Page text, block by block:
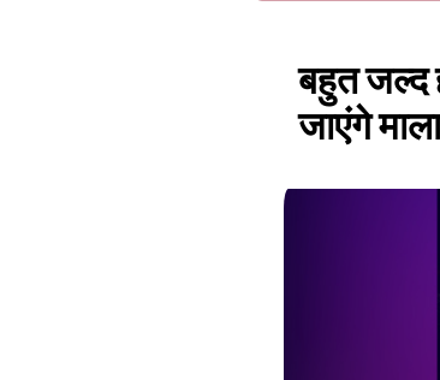
बहुत जल्द
जाएंगे